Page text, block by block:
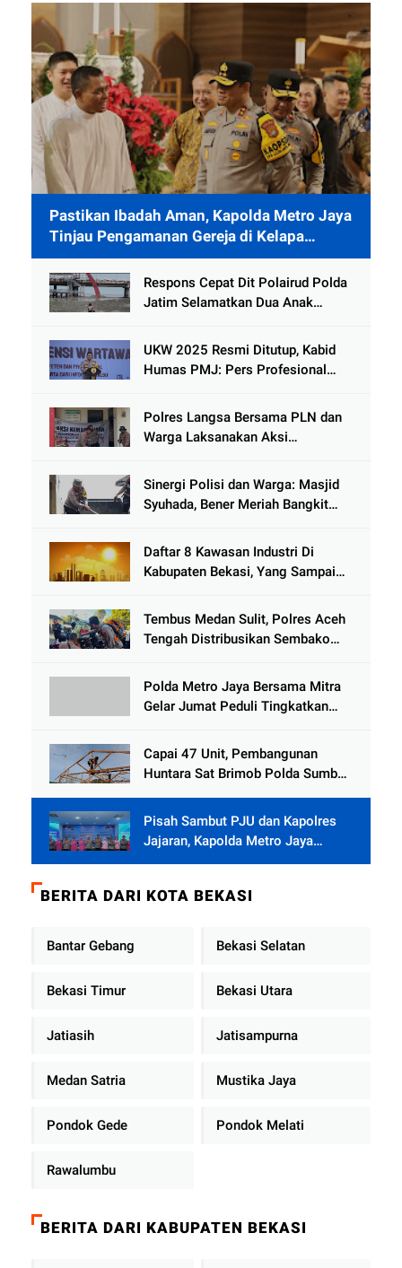
Pastikan Ibadah Aman, Kapolda Metro Jaya
Tinjau Pengamanan Gereja di Kelapa
Gading
Respons Cepat Dit Polairud Polda
Jatim Selamatkan Dua Anak
Kenjeran
UKW 2025 Resmi Ditutup, Kabid
Humas PMJ: Pers Profesional
Hoaks
Polres Langsa Bersama PLN dan
Warga Laksanakan Aksi
Tamiang
Sinergi Polisi dan Warga: Masjid
Syuhada, Bener Meriah Bangkit
Daftar 8 Kawasan Industri Di
Kabupaten Bekasi, Yang Sampai
Tembus Medan Sulit, Polres Aceh
Tengah Distribusikan Sembako
Jamat
Polda Metro Jaya Bersama Mitra
Gelar Jumat Peduli Tingkatkan
Capai 47 Unit, Pembangunan
Huntara Sat Brimob Polda Sumbar
Pisah Sambut PJU dan Kapolres
Jajaran, Kapolda Metro Jaya
Tekankan Pelayanan Publik
BERITA DARI KOTA BEKASI
Bantar Gebang Bekasi Selatan
Bekasi Timur Bekasi Utara
Jatiasih Jatisampurna
Medan Satria Mustika Jaya
Pondok Gede Pondok Melati
Rawalumbu
BERITA DARI KABUPATEN BEKASI